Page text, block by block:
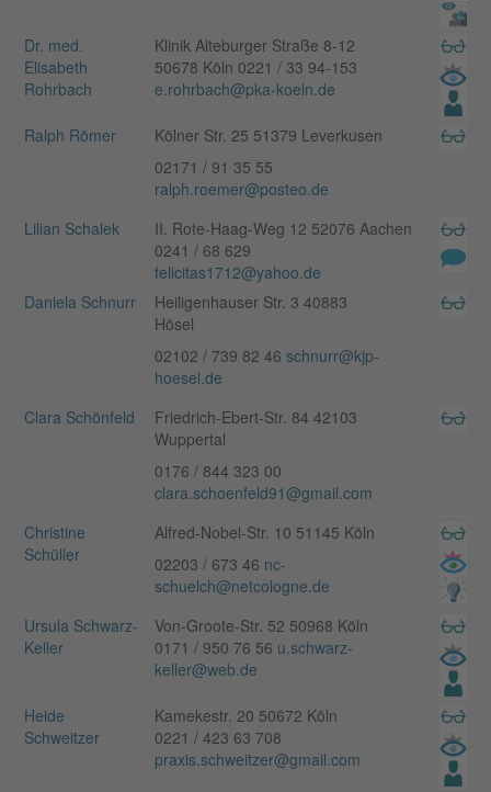
Dr. med.
Elisabeth
Rohrbach
Klinik Alteburger Straße 8-12
50678 Köln 0221 / 33 94-153
e.rohrbach@pka-koeln.de
Ralph Römer
Kölner Str. 25 51379 Leverkusen
02171 / 91 35 55
ralph.roemer@posteo.de
Lilian Schalek
II. Rote-Haag-Weg 12 52076 Aachen
0241 / 68 629
felicitas1712@yahoo.de
Daniela Schnurr
Heiligenhauser Str. 3 40883
Hösel
02102 / 739 82 46 schnurr@kjp-
hoesel.de
Clara Schönfeld
Friedrich-Ebert-Str. 84 42103
Wuppertal
0176 / 844 323 00
clara.schoenfeld91@gmail.com
Christine
Schüller
Alfred-Nobel-Str. 10 51145 Köln
02203 / 673 46 nc-
schuelch@netcologne.de
Ursula Schwarz-
Keller
Von-Groote-Str. 52 50968 Köln
0171 / 950 76 56 u.schwarz-
keller@web.de
Heide
Schweitzer
Kamekestr. 20 50672 Köln
0221 / 423 63 708
praxis.schweitzer@gmail.com